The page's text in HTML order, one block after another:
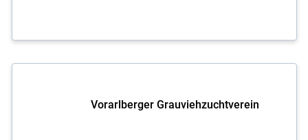
Vorarlberger Grauviehzuchtverein